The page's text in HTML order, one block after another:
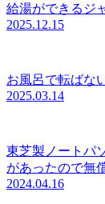
給湯ができるジ
2025.12.15
お風呂で転ばな
2025.03.14
東芝製ノートパ
があったので無
2024.04.16